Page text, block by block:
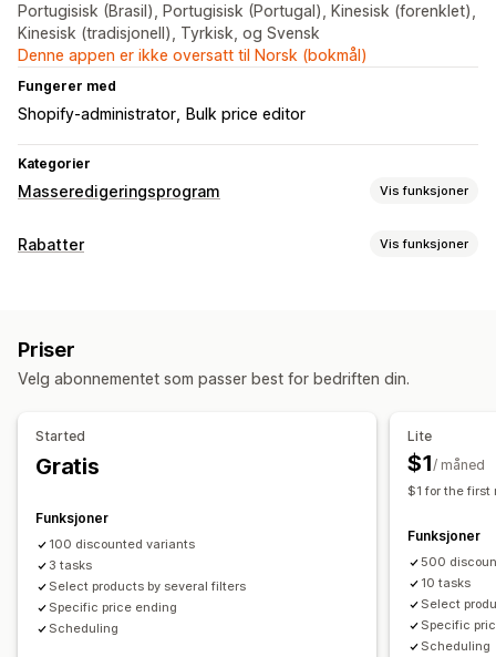
Portugisisk (Brasil), Portugisisk (Portugal), Kinesisk (forenklet),
Kinesisk (tradisjonell), Tyrkisk, og Svensk
Denne appen er ikke oversatt til Norsk (bokmål)
Fungerer med
Shopify-administrator Bulk price editor
Kategorier
Masseredigeringsprogram Vis funksjoner
Redigerbare ressurser
Planlagte oppgaver
Rabatter Vis funksjoner
Priser
Velg abonnementet som passer best for bedriften din.
Started
Gratis
Funksjoner
100 discounted variants
3 tasks
Select products by several filters
Specific price ending
Scheduling
Lite
$1/ måned
$1 for the first
Funksjoner
500
10 tasks
Select
Specific
Scheduling